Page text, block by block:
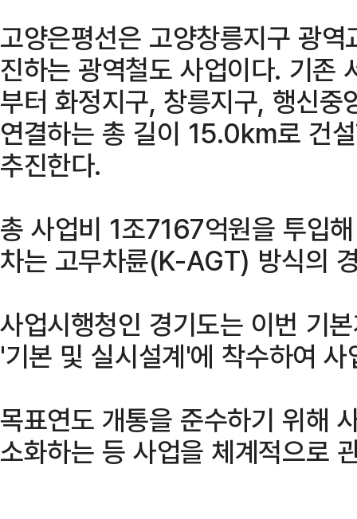
고양은평선은 고양창릉지구 광
진하는 광역철도 사업이다. 기존
부터 화정지구, 창릉지구, 행신
연결하는 총 길이 15.0km로 건
추진한다.
총 사업비 1조7167억원을 투입
차는 고무차륜(K-AGT) 방식의
사업시행청인 경기도는 이번 기
'기본 및 실시설계'에 착수하여
목표연도 개통을 준수하기 위해
소화하는 등 사업을 체계적으로